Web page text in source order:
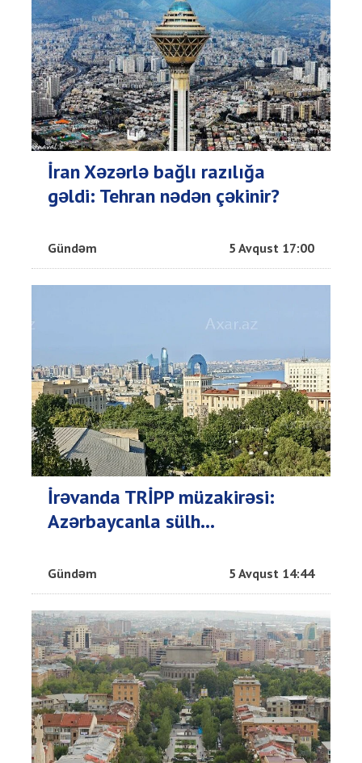
İran Xəzərlə bağlı razılığa
gəldi: Tehran nədən çəkinir?
Gündəm 5 Avqust 17:00
İrəvanda TRİPP müzakirəsi:
Azərbaycanla sülh...
Gündəm 5 Avqust 14:44